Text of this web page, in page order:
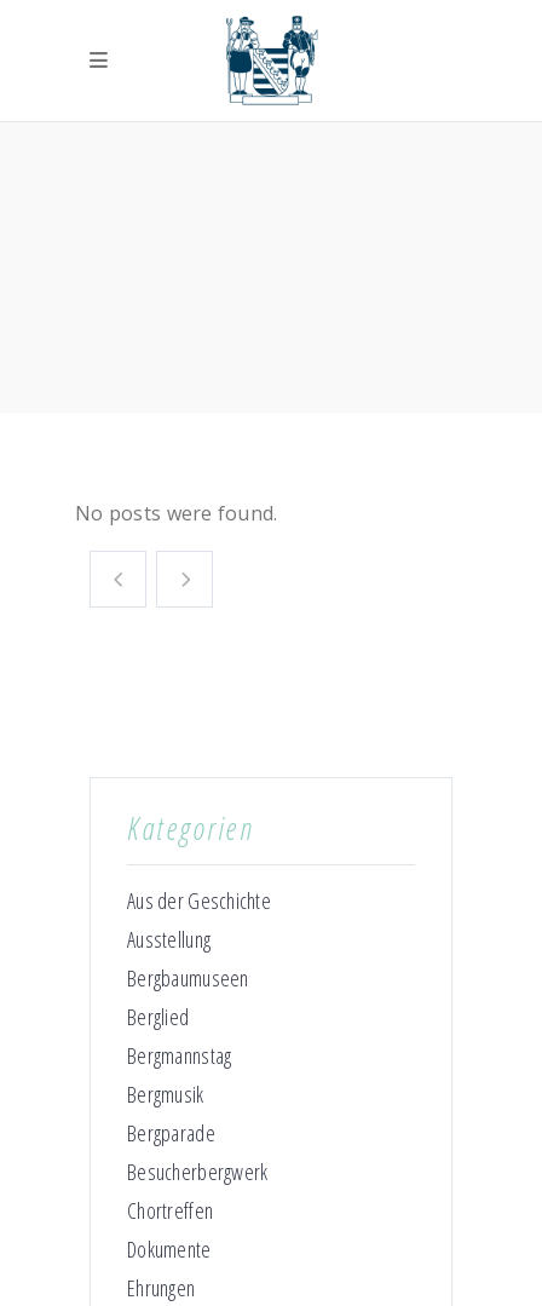
No posts were found.
Kategorien
Aus der Geschichte
Ausstellung
Bergbaumuseen
Berglied
Bergmannstag
Bergmusik
Bergparade
Besucherbergwerk
Chortreffen
Dokumente
Ehrungen